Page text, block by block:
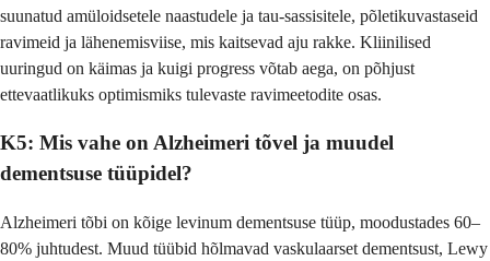
suunatud amüloidsetele naastudele ja tau-sassisitele, põletikuvastaseid
ravimeid ja lähenemisviise, mis kaitsevad aju rakke. Kliinilised
uuringud on käimas ja kuigi progress võtab aega, on põhjust
ettevaatlikuks optimismiks tulevaste ravimeetodite osas.
K5: Mis vahe on Alzheimeri tõvel ja muudel
dementsuse tüüpidel?
Alzheimeri tõbi on kõige levinum dementsuse tüüp, moodustades 60–
80% juhtudest. Muud tüübid hõlmavad vaskulaarset dementsust, Lewy